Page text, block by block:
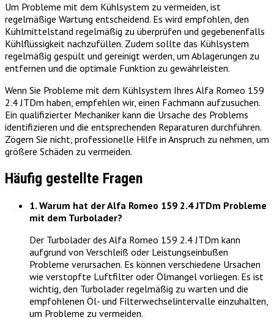
Um Probleme mit dem Kühlsystem zu vermeiden, ist
regelmäßige Wartung entscheidend. Es wird empfohlen, den
Kühlmittelstand regelmäßig zu überprüfen und gegebenenfalls
Kühlflüssigkeit nachzufüllen. Zudem sollte das Kühlsystem
regelmäßig gespült und gereinigt werden, um Ablagerungen zu
entfernen und die optimale Funktion zu gewährleisten.
Wenn Sie Probleme mit dem Kühlsystem Ihres Alfa Romeo 159
2.4 JTDm haben, empfehlen wir, einen Fachmann aufzusuchen.
Ein qualifizierter Mechaniker kann die Ursache des Problems
identifizieren und die entsprechenden Reparaturen durchführen.
Zögern Sie nicht, professionelle Hilfe in Anspruch zu nehmen, um
größere Schäden zu vermeiden.
Häufig gestellte Fragen
1. Warum hat der Alfa Romeo 159 2.4 JTDm Probleme
mit dem Turbolader?
Der Turbolader des Alfa Romeo 159 2.4 JTDm kann
aufgrund von Verschleiß oder Leistungseinbußen
Probleme verursachen. Es können verschiedene Ursachen
wie verstopfte Luftfilter oder Ölmangel vorliegen. Es ist
wichtig, den Turbolader regelmäßig zu warten und die
empfohlenen Öl- und Filterwechselintervalle einzuhalten,
um Probleme zu vermeiden.